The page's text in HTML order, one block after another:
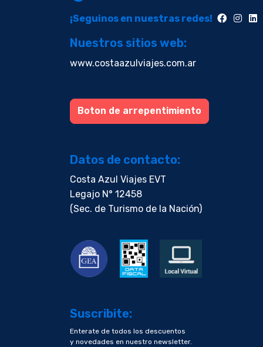
¡Seguinos en nuestras redes!
Nuestros sitios web:
www.costaazulviajes.com.ar
Boton de arrepentimiento
Datos de contacto:
Costa Azul Viajes EVT
Legajo N° 12458
(Sec. de Turismo de la Nación)
Suscribite:
Enterate de todos los descuentos
y novedades en nuestro newsletter.